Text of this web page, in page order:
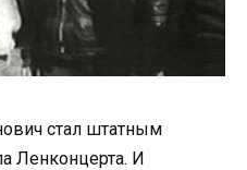
стал штатным
Ленконцерта. И